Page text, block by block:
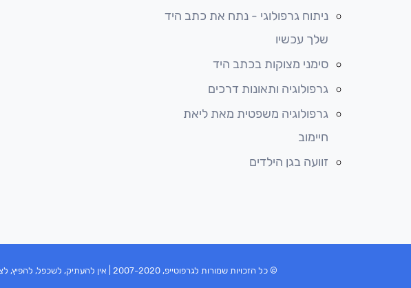
ניתוח גרפולוגי - נתח את כתב היד
שלך עכשיו
סימני מצוקות בכתב היד
גרפולוגיה ותאונות דרכים
גרפולוגיה משפטית מאת ליאת
חיימוב
זוועה בגן הילדים
© כל הזכויות שמורות לגרפוטייפ, 2007-2020 | אין להעתיק, לשכפל, להפיץ, לצלם, את כל האתר או חלקים ממנו בשום אופן שהוא